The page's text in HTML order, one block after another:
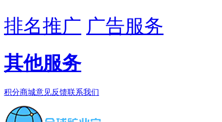
排名推广 广告服务
其他服务
积分商城意见反馈联系我们